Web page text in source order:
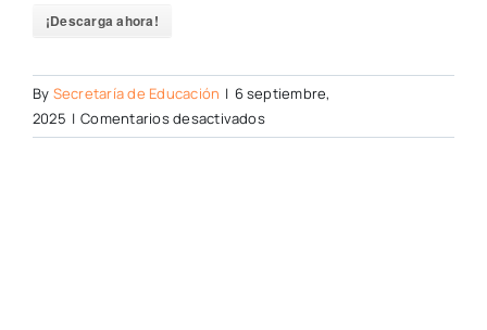
¡Descarga ahora!
By Secretaría de Educación | 6 septiembre,
2025 | Comentarios desactivadosen